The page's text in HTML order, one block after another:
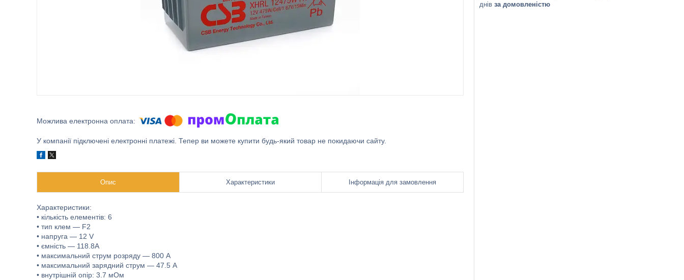
У компанії підключені електронні платежі. Тепер ви можете купити будь-який товар не покидаючи сайту.
Опис Характеристики Інформація для замовлення
Характеристики:
• кількість елементів: 6
• тип клем — F2
• напруга — 12 V
• ємність — 118.8A
• максимальний струм розряду — 800 А
• максимальний зарядний струм — 47.5 A
• внутрішній опір: 3.7 мОм
днів за домовленістю